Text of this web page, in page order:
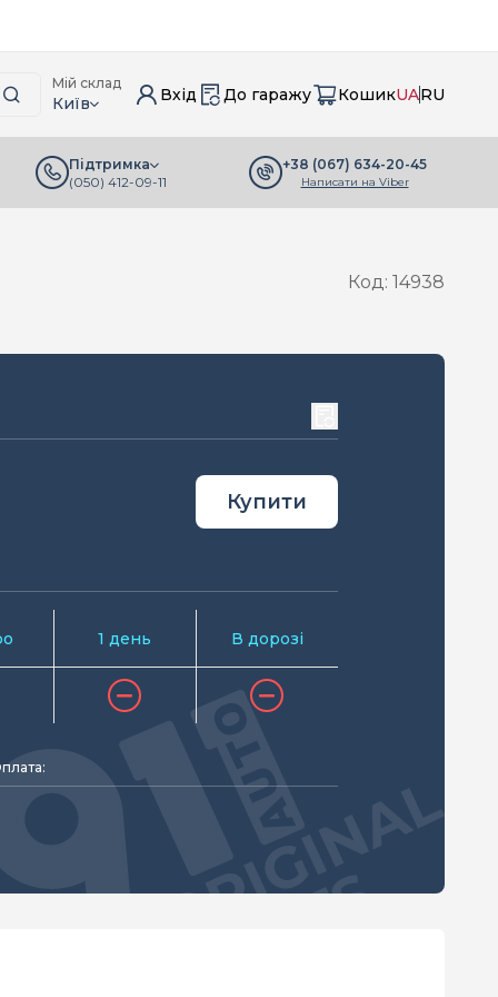
Мій склад
Київ Вхід До гаражу КошикUARU
Підтримка
(050) 412-09-11
+38 (067) 634-20-45
Написати на Viber
Код: 14938
Купити
1 день В дорозі